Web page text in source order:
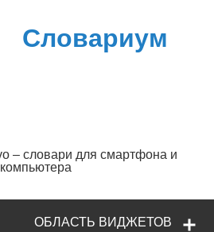
Словариум
– словари для смартфона и
компьютера
ОБЛАСТЬ ВИДЖЕТОВ